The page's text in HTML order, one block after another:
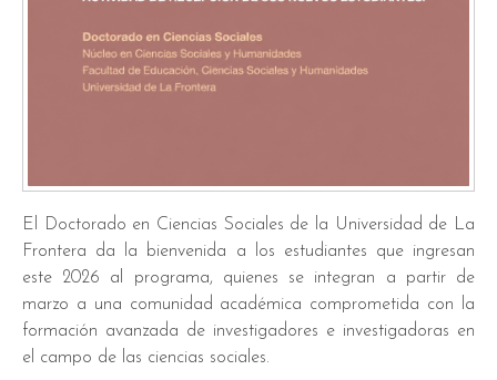
El Doctorado en Ciencias Sociales de la Universidad de La
Frontera da la bienvenida a los estudiantes que ingresan
este 2026 al programa, quienes se integran a partir de
marzo a una comunidad académica comprometida con la
formación avanzada de investigadores e investigadoras en
el campo de las ciencias sociales.